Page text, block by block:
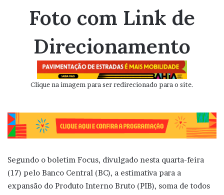
Foto com Link de
Direcionamento
Clique na imagem para ser redirecionado para o site.
Segundo o boletim Focus, divulgado nesta quarta-feira
(17) pelo Banco Central (BC), a estimativa para a
expansão do Produto Interno Bruto (PIB), soma de todos